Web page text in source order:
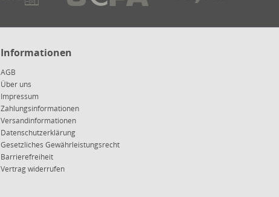
Informationen
AGB
Über uns
Impressum
Zahlungsinformationen
Versandinformationen
Datenschutzerklärung
Gesetzliches Gewährleistungsrecht
Barrierefreiheit
Vertrag widerrufen